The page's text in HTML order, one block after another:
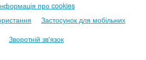
про cookies
Застосунок для мобільних
Зворотній зв'язок